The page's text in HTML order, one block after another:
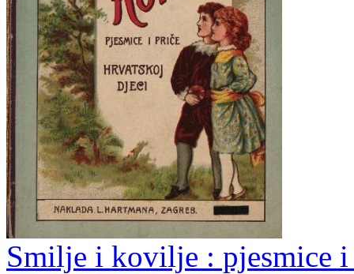
Smilje i kovilje : pjesmice